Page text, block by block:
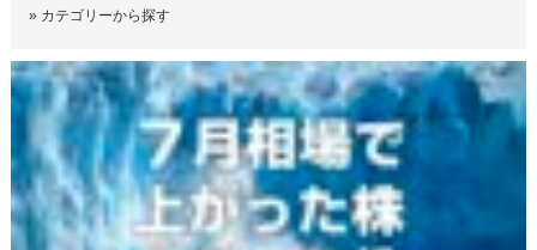
» カテゴリーから探す